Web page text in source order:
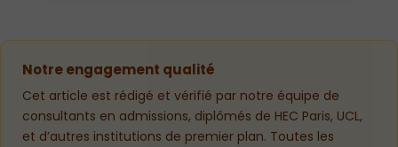
Notre engagement qualité
Cet article est rédigé et vérifié par notre équipe de
consultants en admissions, diplômés de HEC Paris, UCL,
et d’autres institutions de premier plan. Toutes les